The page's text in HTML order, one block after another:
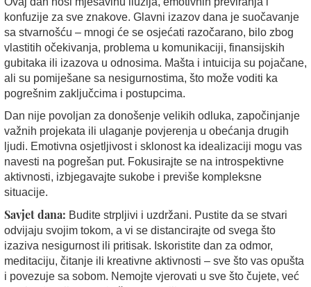
konfuzije za sve znakove. Glavni izazov dana je suočavanje
sa stvarnošću – mnogi će se osjećati razočarano, bilo zbog
vlastitih očekivanja, problema u komunikaciji, finansijskih
gubitaka ili izazova u odnosima. Mašta i intuicija su pojačane,
ali su pomiješane sa nesigurnostima, što može voditi ka
pogrešnim zaključcima i postupcima.
Dan nije povoljan za donošenje velikih odluka, započinjanje
važnih projekata ili ulaganje povjerenja u obećanja drugih
ljudi. Emotivna osjetljivost i sklonost ka idealizaciji mogu vas
navesti na pogrešan put. Fokusirajte se na introspektivne
aktivnosti, izbjegavajte sukobe i previše kompleksne
situacije.
Savjet dana: Budite strpljivi i uzdržani. Pustite da se stvari
odvijaju svojim tokom, a vi se distancirajte od svega što
izaziva nesigurnost ili pritisak. Iskoristite dan za odmor,
meditaciju, čitanje ili kreativne aktivnosti – sve što vas opušta
i povezuje sa sobom. Nemojte vjerovati u sve što čujete, već